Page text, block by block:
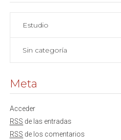
Estudio
Sin categoría
Meta
Acceder
RSS de las entradas
RSS de los comentarios